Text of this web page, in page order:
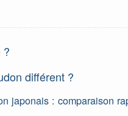
?
différent ?
japonais : comparaison